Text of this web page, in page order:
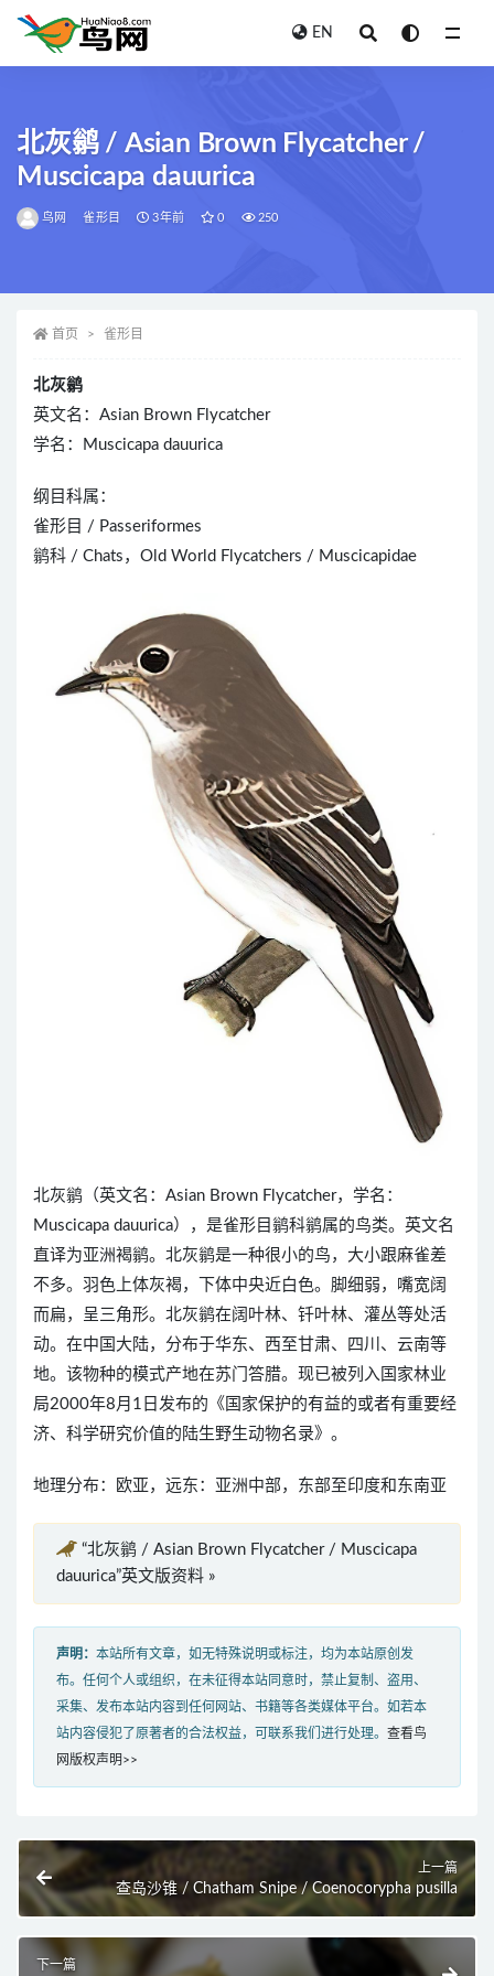
EN
北灰鹟 / Asian Brown Flycatcher /
Muscicapa dauurica
鸟网 雀形目 3年前 0 250
首页 雀形目
北灰鹟
英文名：Asian Brown Flycatcher
学名：Muscicapa dauurica
纲目科属：
雀形目 / Passeriformes
鹟科 / Chats，Old World Flycatchers / Muscicapidae
北灰鹟（英文名：Asian Brown Flycatcher，学名：
Muscicapa dauurica），是雀形目鹟科鹟属的鸟类。英文名
直译为亚洲褐鹟。北灰鹟是一种很小的鸟，大小跟麻雀差
不多。羽色上体灰褐，下体中央近白色。脚细弱，嘴宽阔
而扁，呈三角形。北灰鹟在阔叶林、钎叶林、灌丛等处活
动。在中国大陆，分布于华东、西至甘肃、四川、云南等
地。该物种的模式产地在苏门答腊。现已被列入国家林业
局2000年8月1日发布的《国家保护的有益的或者有重要经
济、科学研究价值的陆生野生动物名录》。
地理分布：欧亚，远东：亚洲中部，东部至印度和东南亚
“北灰鹟 / Asian Brown Flycatcher / Muscicapa
dauurica”英文版资料 »
声明： 本站所有文章，如无特殊说明或标注，均为本站原创发
布。任何个人或组织，在未征得本站同意时，禁止复制、盗用、
采集、发布本站内容到任何网站、书籍等各类媒体平台。如若本
站内容侵犯了原著者的合法权益，可联系我们进行处理。 查看鸟
网版权声明>>
上一篇
查岛沙锥 / Chatham Snipe / Coenocorypha pusilla
下一篇